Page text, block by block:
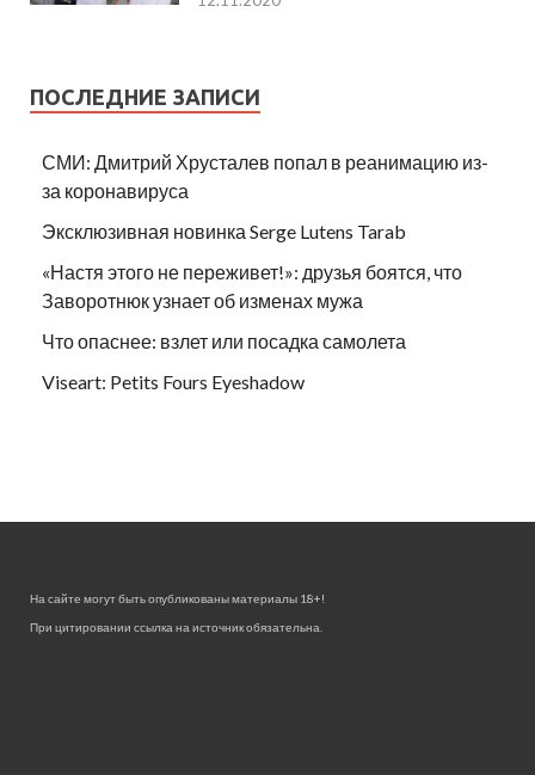
ПОСЛЕДНИЕ ЗАПИСИ
СМИ: Дмитрий Хрусталев попал в реанимацию из-
за коронавируса
Эксклюзивная новинка Serge Lutens Tarab
«Настя этого не переживет!»: друзья боятся, что
Заворотнюк узнает об изменах мужа
Что опаснее: взлет или посадка самолета
Viseart: Petits Fours Eyeshadow
На сайте могут быть опубликованы материалы 18+!
При цитировании ссылка на источник обязательна.